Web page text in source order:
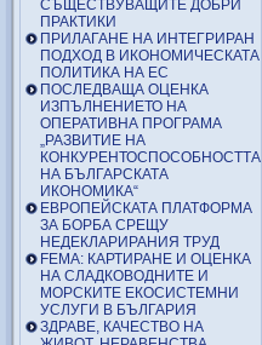
СЪЩЕСТВУВАЩИТЕ ДОБРИ
ПРАКТИКИ
ПРИЛАГАНЕ НА ИНТЕГРИРАН
ПОДХОД В ИКОНОМИЧЕСКАТА
ПОЛИТИКА НА ЕС
ПОСЛЕДВАЩА ОЦЕНКА
ИЗПЪЛНЕНИЕТО НА
ОПЕРАТИВНА ПРОГРАМА
„РАЗВИТИЕ НА
КОНКУРЕНТОСПОСОБНОСТТА
НА БЪЛГАРСКАТА
ИКОНОМИКА“
ЕВРОПЕЙСКАТА ПЛАТФОРМА
ЗА БОРБА СРЕЩУ
НЕДЕКЛАРИРАНИЯ ТРУД
FEMA: КАРТИРАНЕ И ОЦЕНКА
НА СЛАДКОВОДНИТЕ И
МОРСКИТЕ ЕКОСИСТЕМНИ
УСЛУГИ В БЪЛГАРИЯ
ЗДРАВЕ, КАЧЕСТВО НА